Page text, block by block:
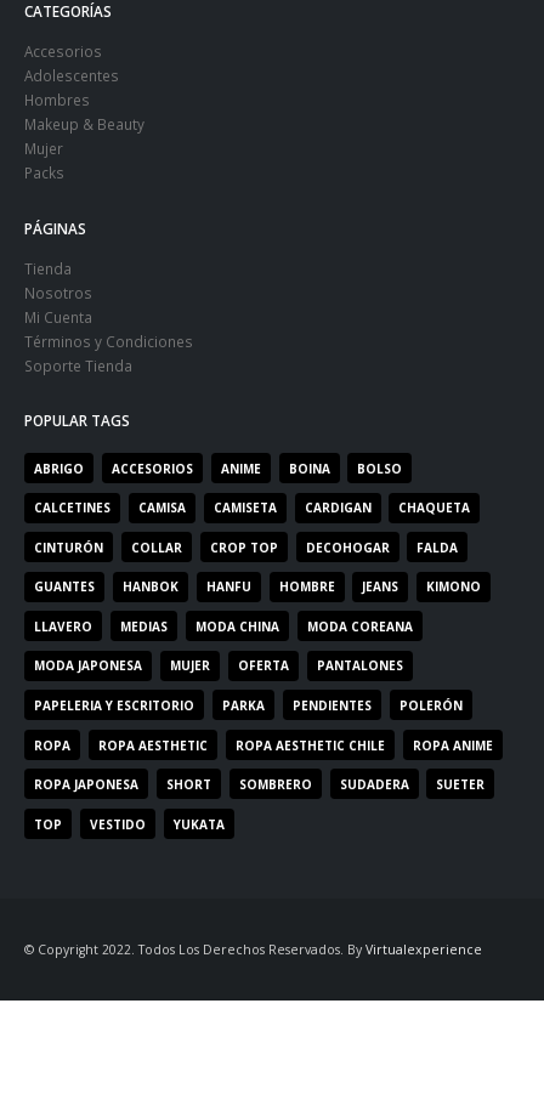
CATEGORÍAS
Accesorios
Adolescentes
Hombres
Makeup & Beauty
Mujer
Packs
PÁGINAS
Tienda
Nosotros
Mi Cuenta
Términos y Condiciones
Soporte Tienda
POPULAR TAGS
ABRIGO ACCESORIOS ANIME BOINA BOLSO
CALCETINES CAMISA CAMISETA CARDIGAN CHAQUETA
CINTURÓN COLLAR CROP TOP DECOHOGAR FALDA
GUANTES HANBOK HANFU HOMBRE JEANS KIMONO
LLAVERO MEDIAS MODA CHINA MODA COREANA
MODA JAPONESA MUJER OFERTA PANTALONES
PAPELERIA Y ESCRITORIO PARKA PENDIENTES POLERÓN
ROPA ROPA AESTHETIC ROPA AESTHETIC CHILE ROPA ANIME
ROPA JAPONESA SHORT SOMBRERO SUDADERA SUETER
TOP VESTIDO YUKATA
© Copyright 2022. Todos Los Derechos Reservados. By Virtualexperience